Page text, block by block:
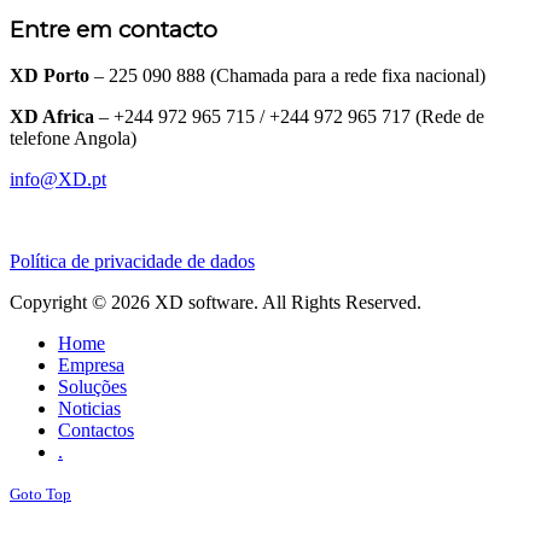
Entre em contacto
XD Porto – 225 090 888 (Chamada para a rede fixa nacional)
XD Africa – +244 972 965 715 / +244 972 965 717 (Rede de
telefone Angola)
info@XD.pt
Política de privacidade de dados
Copyright © 2026 XD software. All Rights Reserved.
Home
Empresa
Soluções
Noticias
Contactos
.
Goto Top